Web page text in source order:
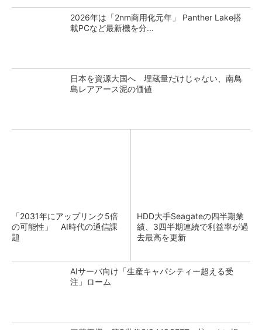
2026年は「2nm商用化元年」 Panther Lake搭
載PCなど最新機を分...
日本を資源大国へ 埋蔵量だけじゃない、南鳥
島レアアース泥の価値
「2031年にアップリンク5倍
の可能性」 AI時代の通信課
題
HDD大手Seagateの四半期業
績、3四半期連続で利益率が過
去最高を更新
AIサーバ向け「生産キャパシティー超える受
注」ローム